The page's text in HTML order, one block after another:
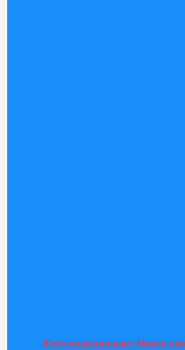
Катя не разрешает Максу